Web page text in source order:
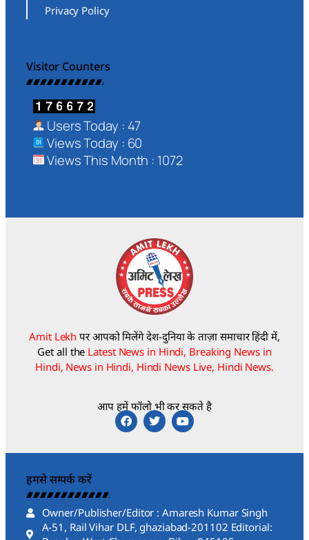
Privacy Policy
Visitor Counters
Users Today : 47
Views Today : 60
Views This Month : 1072
Amit Lekh पर आपको मिलेंगे देश-दुनिया के ताज़ा समाचार हिंदी में,
Get all the Latest News in Hindi, Breaking News in
Hindi, News in Hindi, Hindi News Live, Hindi News.
आप हमें फॉलो भी कर सकते है
हमसे सम्पर्क करें
Owner/Publisher/Editor : Amaresh Kumar Singh
A-51, Rail Vihar DLF, ghaziabad-201102 Editorial: